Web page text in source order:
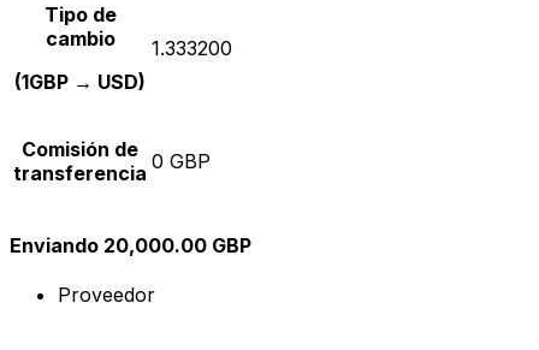
Tipo de
cambio
(1GBP → USD)
1.333200
Comisión de
transferencia 0 GBP
Enviando 20,000.00 GBP
Proveedor